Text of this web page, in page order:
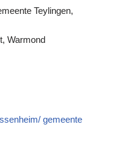
Teylingen,
Warmond
gemeente